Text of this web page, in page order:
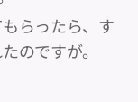
らったら、す
のですが。